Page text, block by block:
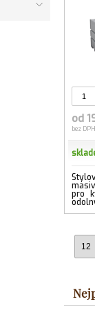
od
bez DPH
pro
pro